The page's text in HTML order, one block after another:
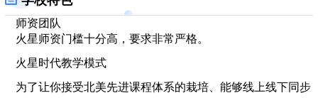
师资团队
火星师资门槛十分高，要求非常严格。
火星时代教学模式
为了让你接受北美先进课程体系的栽培、能够线上线下同步